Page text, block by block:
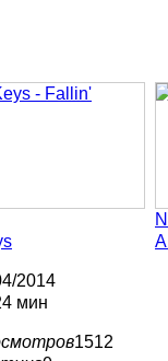
2014
мин
1512